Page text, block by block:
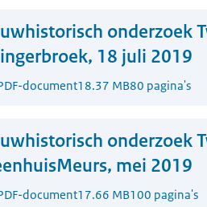
onderzoek
18 juli 2019
document18.37 MB80 pagina's
onderzoek
mei 2019
document17.66 MB100 pagina's